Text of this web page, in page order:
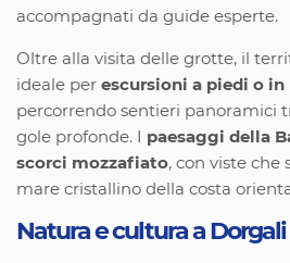
accompagnati da guide esperte.
Oltre alla visita delle grotte, il
ideale per escursioni a piedi o
percorrendo sentieri panoramici
gole profonde. I paesaggi della
scorci mozzafiato, con viste che
mare cristallino della costa
Natura e cultura a Dorgali